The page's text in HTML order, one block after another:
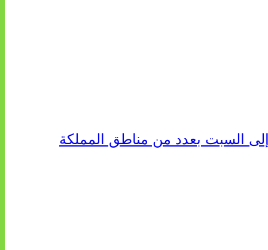
السبت بعدد من مناطق المملكة